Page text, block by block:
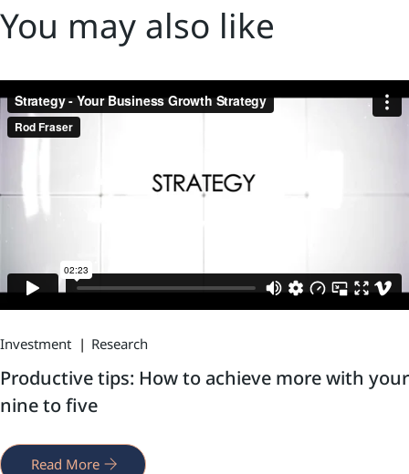
You may also like
Investment Research
Productive tips: How to achieve more with your
nine to five
Read More